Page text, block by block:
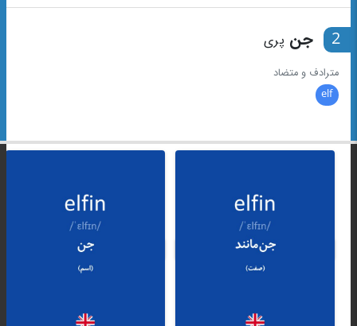
2 جن پری
مترادف و متضاد
elf